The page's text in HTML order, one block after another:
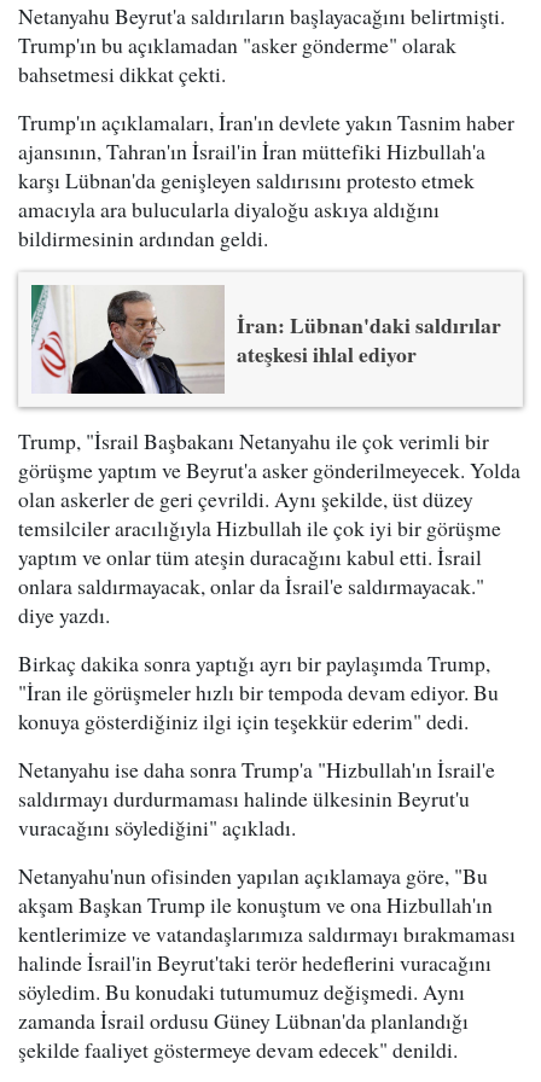
Netanyahu Beyrut'a saldırıların başlayacağını belirtmişti.
Trump'ın bu açıklamadan "asker gönderme" olarak
bahsetmesi dikkat çekti.
Trump'ın açıklamaları, İran'ın devlete yakın Tasnim haber
ajansının, Tahran'ın İsrail'in İran müttefiki Hizbullah'a
karşı Lübnan'da genişleyen saldırısını protesto etmek
amacıyla ara bulucularla diyaloğu askıya aldığını
bildirmesinin ardından geldi.
İran: Lübnan'daki saldırılar
ateşkesi ihlal ediyor
Trump, "İsrail Başbakanı Netanyahu ile çok verimli bir
görüşme yaptım ve Beyrut'a asker gönderilmeyecek. Yolda
olan askerler de geri çevrildi. Aynı şekilde, üst düzey
temsilciler aracılığıyla Hizbullah ile çok iyi bir görüşme
yaptım ve onlar tüm ateşin duracağını kabul etti. İsrail
onlara saldırmayacak, onlar da İsrail'e saldırmayacak."
diye yazdı.
Birkaç dakika sonra yaptığı ayrı bir paylaşımda Trump,
"İran ile görüşmeler hızlı bir tempoda devam ediyor. Bu
konuya gösterdiğiniz ilgi için teşekkür ederim" dedi.
Netanyahu ise daha sonra Trump'a "Hizbullah'ın İsrail'e
saldırmayı durdurmaması halinde ülkesinin Beyrut'u
vuracağını söylediğini" açıkladı.
Netanyahu'nun ofisinden yapılan açıklamaya göre, "Bu
akşam Başkan Trump ile konuştum ve ona Hizbullah'ın
kentlerimize ve vatandaşlarımıza saldırmayı bırakmaması
halinde İsrail'in Beyrut'taki terör hedeflerini vuracağını
söyledim. Bu konudaki tutumumuz değişmedi. Aynı
zamanda İsrail ordusu Güney Lübnan'da planlandığı
şekilde faaliyet göstermeye devam edecek" denildi.